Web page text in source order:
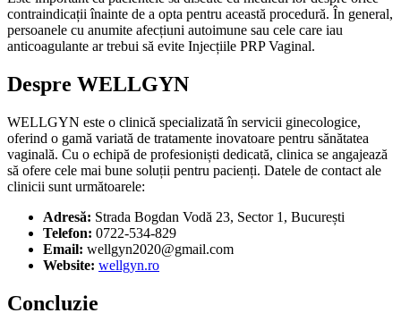
contraindicații înainte de a opta pentru această procedură. În general,
persoanele cu anumite afecțiuni autoimune sau cele care iau
anticoagulante ar trebui să evite Injecțiile PRP Vaginal.
Despre WELLGYN
WELLGYN este o clinică specializată în servicii ginecologice,
oferind o gamă variată de tratamente inovatoare pentru sănătatea
vaginală. Cu o echipă de profesioniști dedicată, clinica se angajează
să ofere cele mai bune soluții pentru pacienți. Datele de contact ale
clinicii sunt următoarele:
Adresă: Strada Bogdan Vodă 23, Sector 1, București
Telefon: 0722-534-829
Email: wellgyn2020@gmail.com
Website: wellgyn.ro
Concluzie